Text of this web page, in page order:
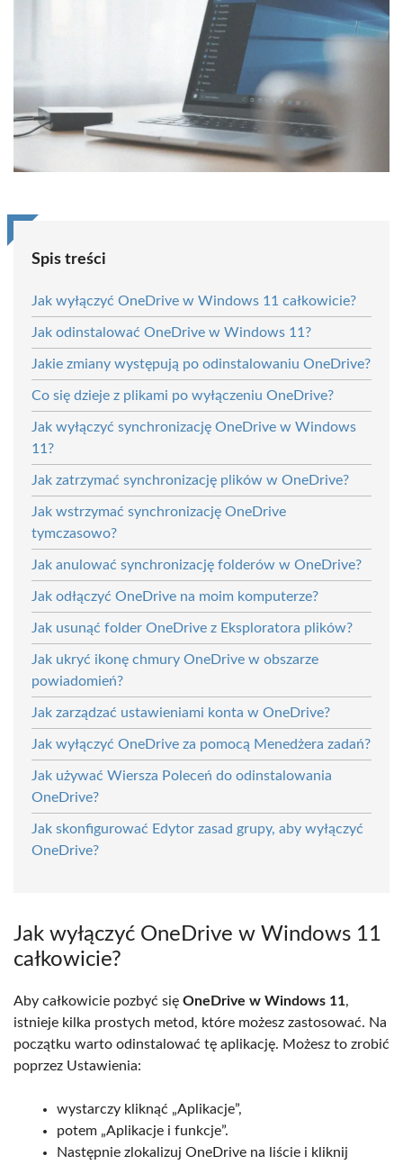
Spis treści
Jak wyłączyć OneDrive w Windows 11 całkowicie?
Jak odinstalować OneDrive w Windows 11?
Jakie zmiany występują po odinstalowaniu OneDrive?
Co się dzieje z plikami po wyłączeniu OneDrive?
Jak wyłączyć synchronizację OneDrive w Windows
11?
Jak zatrzymać synchronizację plików w OneDrive?
Jak wstrzymać synchronizację OneDrive
tymczasowo?
Jak anulować synchronizację folderów w OneDrive?
Jak odłączyć OneDrive na moim komputerze?
Jak usunąć folder OneDrive z Eksploratora plików?
Jak ukryć ikonę chmury OneDrive w obszarze
powiadomień?
Jak zarządzać ustawieniami konta w OneDrive?
Jak wyłączyć OneDrive za pomocą Menedżera zadań?
Jak używać Wiersza Poleceń do odinstalowania
OneDrive?
Jak skonfigurować Edytor zasad grupy, aby wyłączyć
OneDrive?
Jak wyłączyć OneDrive w Windows 11
całkowicie?
Aby całkowicie pozbyć się OneDrive w Windows 11,
istnieje kilka prostych metod, które możesz zastosować. Na
początku warto odinstalować tę aplikację. Możesz to zrobić
poprzez Ustawienia:
wystarczy kliknąć „Aplikacje”,
potem „Aplikacje i funkcje”.
Następnie zlokalizuj OneDrive na liście i kliknij